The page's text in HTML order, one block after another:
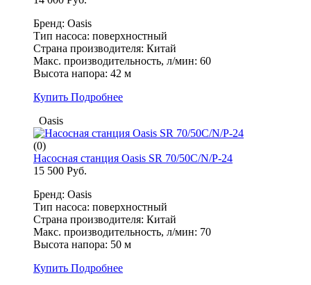
Бренд: Oasis
Тип насоса: поверхностный
Страна производителя: Китай
Макс. производительность, л/мин: 60
Высота напора: 42 м
Купить Подробнее
Oasis
(0)
Насосная станция Oasis SR 70/50С/N/P-24
15 500 Руб.
Бренд: Oasis
Тип насоса: поверхностный
Страна производителя: Китай
Макс. производительность, л/мин: 70
Высота напора: 50 м
Купить Подробнее